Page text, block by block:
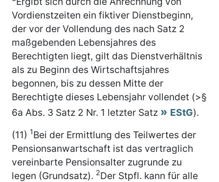
Vordienstzeiten ein fiktiver Dienstbeginn,
der vor der Vollendung des nach Satz 2
maßgebenden Lebensjahres des
Berechtigten liegt, gilt das Dienstverhältnis
als zu Beginn des Wirtschaftsjahres
begonnen, bis zu dessen Mitte der
Berechtigte dieses Lebensjahr vollendet (>§
6a Abs. 3 Satz 2 Nr. 1 letzter Satz
EStG).
(11) 1Bei der Ermittlung des Teilwertes der
Pensionsanwartschaft ist das vertraglich
vereinbarte Pensionsalter zugrunde zu
legen (Grundsatz). 2Der Stpfl. kann für alle